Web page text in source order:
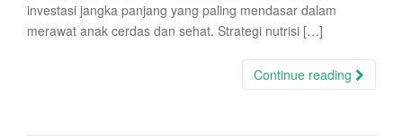
investasi jangka panjang yang paling mendasar dalam
merawat anak cerdas dan sehat. Strategi nutrisi […]
Continue reading